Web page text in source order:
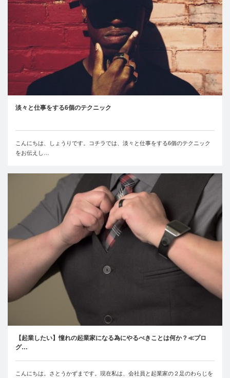
淡々と仕事をする6個のテクニック
こんにちは、しょうりです。コチラでは、淡々と仕事をする6個のテクニック
をお伝えし…
【起業したい】憧れの起業家になる為にやるべきことは何か？≪プロ
グ…
こんにちは。さとうかずまです。現在私は、会社員と起業家の２足のわらじを